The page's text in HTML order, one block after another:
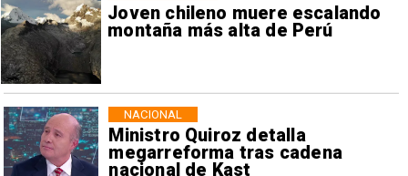
Joven chileno muere escalando
montaña más alta de Perú
Ministro Quiroz detalla
megarreforma tras cadena
nacional de Kast
NACIONAL